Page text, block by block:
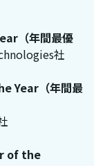
（年間最優
社
Year（年間最
of the